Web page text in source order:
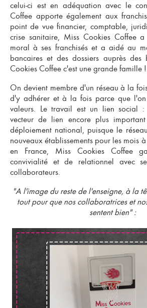
celui-ci est en adéquation avec le
Coffee apporte également aux
point de vue financier, comptable,
crise sanitaire, Miss Cookies Coffee
moral à ses franchisés et a aidé au
bancaires et des dossiers auprès des
Cookies Coffee c'est une grande famille !
On devient membre d'un réseau à la
d'y adhérer et à la fois parce que l'on
valeurs. Le travail est un lien social
vecteur de lien encore plus
déploiement national, puisque le
nouveaux établissements pour les mois
en France, Miss Cookies Coffee
convivialité et de relationnel avec
collaborateurs.
"A l'image du reste de l'enseigne, à la
tout pour que nos collaboratrices et
sentent bien" :